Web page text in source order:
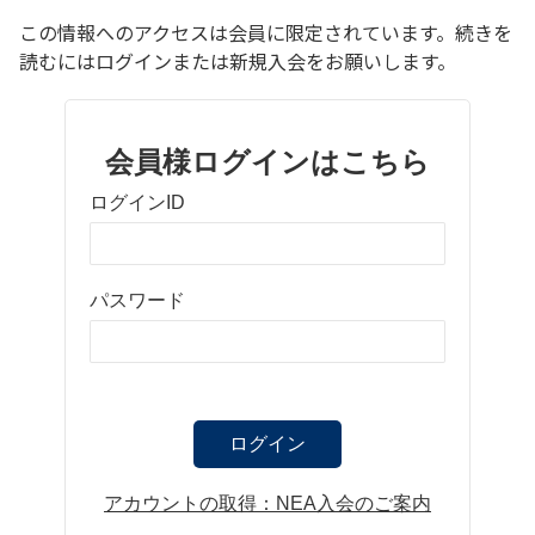
この情報へのアクセスは会員に限定されています。続きを
読むにはログインまたは新規入会をお願いします。
会員様ログインはこちら
ログインID
パスワード
ログイン
アカウントの取得：NEA入会のご案内